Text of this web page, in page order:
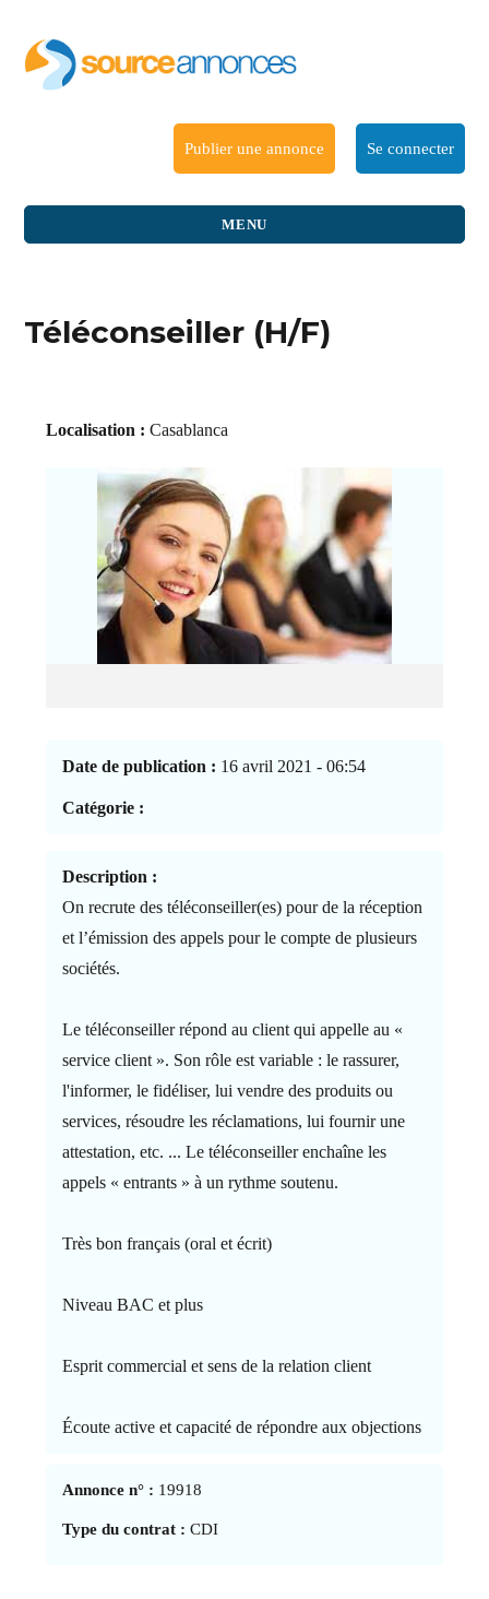
Publier une annonce Se connecter
MENU
Téléconseiller (H/F)
Localisation : Casablanca
Date de publication : 16 avril 2021 - 06:54
Catégorie :
Description :
On recrute des téléconseiller(es) pour de la réception
et l’émission des appels pour le compte de plusieurs
sociétés.
Le téléconseiller répond au client qui appelle au «
service client ». Son rôle est variable : le rassurer,
l'informer, le fidéliser, lui vendre des produits ou
services, résoudre les réclamations, lui fournir une
attestation, etc. ... Le téléconseiller enchaîne les
appels « entrants » à un rythme soutenu.
Très bon français (oral et écrit)
Niveau BAC et plus
Esprit commercial et sens de la relation client
Écoute active et capacité de répondre aux objections
Annonce n° : 19918
Type du contrat : CDI